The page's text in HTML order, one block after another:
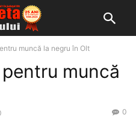
muncă la negru în Olt
muncă
0